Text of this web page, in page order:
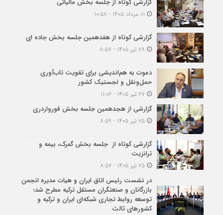
گزارشی کوتاه از جلسه بخش مالیاتی
گزارشی کوتاه از هفدهمین جلسه بخش جاده ای
دعوت به هم‌اندیشی برای تقویت تاب‌آوری
حمل‌ونقل و لجستیک کشور
گزارشی از هجدهمین جلسه بخش فورواردری
۲۵ تیر ۱۴۰۵ - ۸:۵۹
گزارشی کوتاه از جلسه بخش گمرک، بیمه و
ترانزیت
۲۵ تیر ۱۴۰۵ - ۸:۵۲
در نشست رئیس اتاق ایران و هیات مدیره انجمن
بازرگانان و صنعتگران مستقل ترکیه مطرح شد؛
توسعه روابط تجاری شبکه‌ای ایران و ترکیه و
کشورهای ثالث